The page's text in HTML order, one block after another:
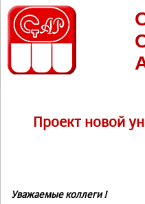
Проект новой
Уважаемые коллеги !